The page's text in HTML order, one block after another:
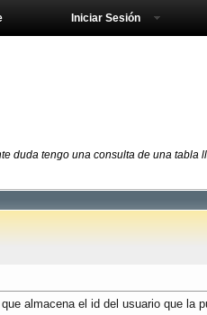
Iniciar Sesión
duda tengo una consulta de una tabla
almacena el id del usuario que la